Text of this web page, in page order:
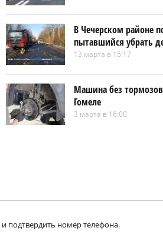
В Чечерском районе
пытавшийся убрать
13 марта в 15:17
Машина без
Гомеле
3 марта в 16:00
и подтвердить номер телефона.